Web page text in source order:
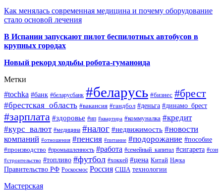
Как менялась современная медицина и почему оборудование
стало основой лечения
В Испании запускают пилот беспилотных автобусов в
крупных городах
Новый рекорд ходьбы робота-гуманоида
Метки
#tochka #банк #беларусбанк #беларусь #бизнес #брест
#брестская_область #вакансия #гандбол #деньга #динамо_брест
#зарплата #здоровье #ип #квартира #коммуналка #кредит
#курс_валют #медицина #налог #недвижимость #новости
компаний #отношения #пенсия #питание #подорожание #пособие
#производство #промышленность #работа #семейный_капитал #сигарета #сон
#строительство #топливо #футбол #хоккей #цена Китай Наука
Правительство РФ Роскосмос Россия США технологии
Мастерская